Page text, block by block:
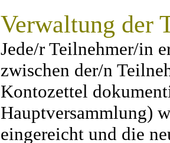
Verwaltung der
Jede/r Teilnehmer/in
zwischen der/n
Kontozettel
Hauptversammlung)
eingereicht und die